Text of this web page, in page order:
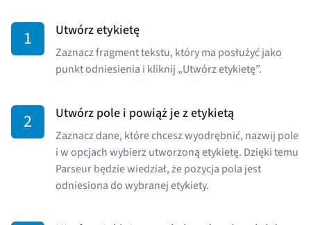
1 Utwórz etykietę
Zaznacz fragment tekstu, który ma posłużyć jako
punkt odniesienia i kliknij „Utwórz etykietę”.
2 Utwórz pole i powiąż je z etykietą
Zaznacz dane, które chcesz wyodrębnić, nazwij pole
i w opcjach wybierz utworzoną etykietę. Dzięki temu
Parseur będzie wiedział, że pozycja pola jest
odniesiona do wybranej etykiety.